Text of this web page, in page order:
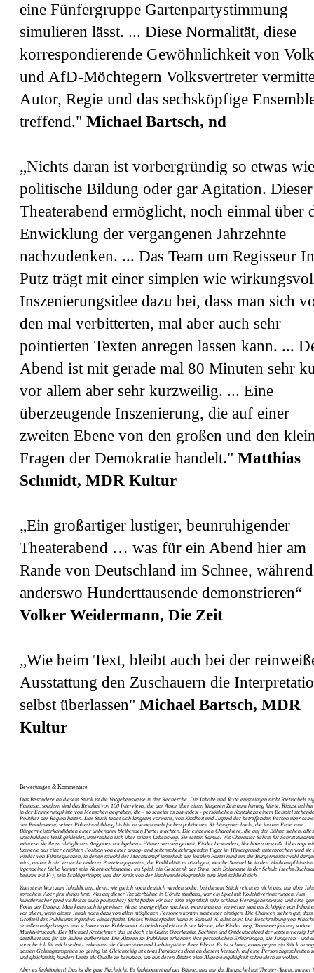
eine Fünfergruppe Gartenpartystimmung
simulieren lässt. ... Diese Normalität, diese
korrespondierende Gewöhnlichkeit von Volk
und AfD-Möchtegern Volksvertreter
Autor, Regie und das sechsköpfige
treffend." Michael Bartsch, nd
„Nichts daran ist vorbergründig so etwas wie
politische Bildung oder gar Agitation. Dieser
Theaterabend ermöglicht, noch einmal über
Enwicklung der vergangenen Jahrzehnte
nachzudenken. ... Das Team um Regisseur
Putz trägt mit einer simplen wie
Inszenierungsidee dazu bei, dass man sich
den mal verbitterten, mal aber auch sehr
pointierten Texten anregen lassen kann. ...
Abend ist mit gerade mal 80 Minuten sehr
vor allem aber sehr kurzweilig. ... Eine
überzeugende Inszenierung, die auf einer
zweiten Ebene von den großen und den
Fragen der Demokratie handelt." Matthias
Schmidt, MDR Kultur
„Ein großartiger lustiger, beunruhigender
Theaterabend … was für ein Abend hier am
Rande von Deutschland im Schnee, während
anderswo Hunderttausende demonstrieren“
Volker Weidermann, Die Zeit
„Wie beim Text, bleibt auch bei der
Ausstattung den Zuschauern die
selbst überlassen" Michael Bartsch, MDR
Kultur
Bewertungen & Kommentare
Das Besondere an diesem Stück ist die Vorgehensweise in der Recherche. Die Inhalte und Texte entspringen nicht Rietzschels
Fantasie, sondern sind das Resultat von 100 Interviews, die der Autor über einen längeren Zeitraum hinweg führte. Rietzschel
in der Erinnerungskiste von Menschen gegraben, die - so scheint es zumindest - persönlichen Kontakt zu einem Beispiel
Politiker der Region hatten. Das Stück tastet sich langsam vorwärts, von Kindheit und Jugend der betreffenden Person über
der Bundeswehr, seiner Polizeiausbildung bis hin zu seinen mehrfachen politischen Richtungswechseln, die ihn am Ende zum
Bürgermeisterkandidaten einer unbenannt bleibenden Partei machten. Die einzelnen Charaktere, die auf der Bühne stehen,
unschuldiges Weiß gekleidet, unterhalten sich über seinen Lebensweg. Sie setzen Samuel W.s Charakter Schritt für Schritt
während sie ihren alltäglichen Aufgaben nachgehen - Häuser werden gebaut, Kinder bewundert, Nachbarn bespaßt. Überragt
Szenerie aus einer erhöhten Position von einer anzug- und seitenscheiteltragenden Figur im Hintergrund; unterbrochen wird sie
wieder von Filmsequenzen, in denen sowohl der Machtkampf innerhalb der lokalen Partei rund um die Bürgermeisterwahl
wird, als auch die Versuche anderer Parteiengagierten, die Radikalität zu bändigen, welche Samuel W. in den Wahlkampf
irgendeiner Stelle kommt sein Wehrmachtsmantel ins Spiel, ein Geschenk der Oma; sein Spitzname in der Schule (sechs
beginnt mit F-), sein Schlägertrupp; und der Kreis von der Nachwendebiographie zum Nazi schließt sich.
Zuerst ein Wort zum Inhaltlichen, denn, wie gleich noch deutlich werden sollte, bei diesem Stück reicht es nicht aus, nur über
sprechen. Aber first things first. Was auf dieser Theaterbühne in Görlitz stattfand, war ein Spiel mit Kollektiverinnerungen. Aus
künstlerischer (und vielleicht auch politischer) Sicht finden wir hier eine eigentlich sehr schlaue Herangehensweise und eine
Form der Distanz. Man kann sich in gewisser Weise unangreifbar machen, wenn man als Verwerter statt als Schöpfer von Inhalt
vor allem, wenn dieser Inhalt noch dazu von allen möglichen Personen kommt statt einer einzigen. Die Chancen stehen gut, dass
Großteil des Publikums irgendwo wiederfindet. Dieses Wiederfinden kann in Samuel W. alles sein: Die Beschreibung von
draußen aufgehangen und schwarz vom Kohlestaub. Arbeitslosigkeit nach der Wende, alle Kinder weg, Traumaerfahrung soziale
Marktwirtschaft. Der Michael Kretschmer, das ist doch ein Guter. Oberlausitz, Sachsen und Ostdeutschland der letzten vierzig
destilliert und für die Bühne aufbereitet. Die Älteren im Publikum erkennen ihre persönlichen Erfahrungen, die Jüngeren - und
spreche ich für mich selbst - erkennen die Generation und Lieblingssätze ihrer Eltern. Es ist schwer, etwas gegen ein Stück zu
dessen Geltungsanspruch so gering ist. Gleichzeitig ist etwas Paradoxes dran an diesem Versuch, auf eine Person zugeschnitten
und gleichzeitig hundert Leute als Quelle zu benutzen, um aus deren Zitaten eine Allgemeingültigkeit schneidern zu wollen.
Aber es funktioniert! Das ist die gute Nachricht. Es funktioniert auf der Bühne, und nur da. Rietzschel hat Theater-Talent, meiner